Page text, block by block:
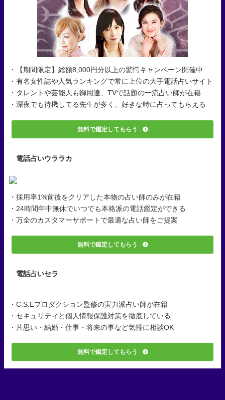
・【期間限定】総額8,000円分以上の驚愕キャンペーン開催中
・有名女性誌や人気ランキングで常に上位の大手電話占いサイト
・タレントや芸能人も御用達、TVで話題の一流占い師が在籍
・深夜でも待機してる先生が多く、好きな時に占ってもらえる
無料で鑑定してもらう
電話占いウララカ
・採用率1%前後をクリアした本物の占い師のみが在籍
・24時間年中無休でいつでも本格派の電話鑑定ができる
・万全のカスタマーサポートで最適な占い師をご提案
無料で鑑定してもらう
電話占いセラ
・C.S.Eプロダクション監修の実力派占い師が在籍
・セキュリティと個人情報保護対策を徹底している
・片思い・結婚・仕事・将来の事など気軽に相談OK
無料で鑑定してもらう